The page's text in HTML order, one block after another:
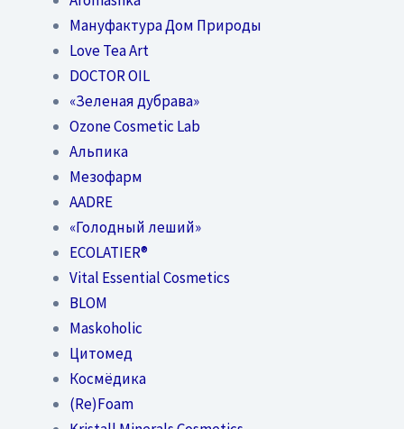
Мануфактура Дом Природы
Love Tea Art
DOCTOR OIL
«Зеленая дубрава»
Ozone Cosmetic Lab
Альпика
Мезофарм
AADRE
«Голодный леший»
EСОLATIER®
Vital Essential Cosmetics
BLOM
Maskoholic
Цитомед
Космёдика
(Re)Foam